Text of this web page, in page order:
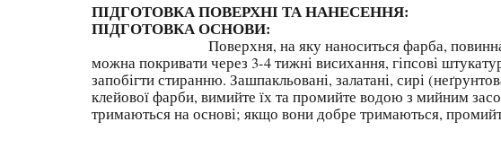
ПІДГОТОВКА ПОВЕРХНІ ТА НАНЕСЕННЯ:
ПІДГОТОВКА ОСНОВИ:
Поверхня, на яку наноситься фарба, повинна бути
можна покривати через 3-4 тижні висихання, гіпсові
запобігти стиранню. Зашпакльовані, залатані, сирі
клейової фарби, вимийте їх та промийте водою з мийним
тримаються на основі; якщо вони добре тримаються,